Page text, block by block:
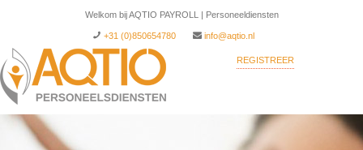
Welkom bij AQTIO PAYROLL | Personeeldiensten
+31 (0)850654780 info@aqtio.nl
REGISTREER